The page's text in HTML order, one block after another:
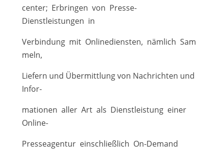
center; Erbringen von Presse-
Dienstleistungen in
Verbindung mit Onlinediensten, nämlich Sam
meln,
Liefern und Übermittlung von Nachrichten und
Infor-
mationen aller Art als Dienstleistung einer
Online-
Presseagentur einschließlich On-Demand